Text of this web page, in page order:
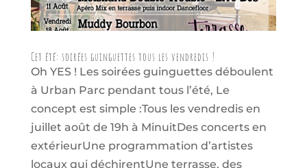
Cet été: soirées guinguettes tous les vendredis !
Oh YES ! Les soirées guinguettes déboulent
à Urban Parc pendant tous l’été, Le
concept est simple :Tous les vendredis en
juillet août de 19h à MinuitDes concerts en
extérieurUne programmation d’artistes
locaux qui déchirentUne terrasse, des